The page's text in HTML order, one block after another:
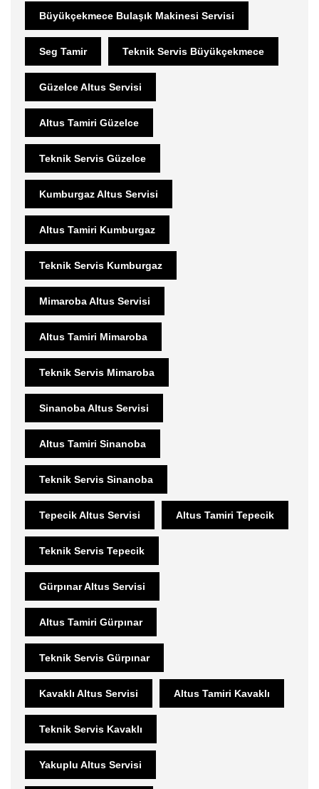
Büyükçekmece Bulaşık Makinesi Servisi
Seg Tamir Teknik Servis Büyükçekmece
Güzelce Altus Servisi
Altus Tamiri Güzelce
Teknik Servis Güzelce
Kumburgaz Altus Servisi
Altus Tamiri Kumburgaz
Teknik Servis Kumburgaz
Mimaroba Altus Servisi
Altus Tamiri Mimaroba
Teknik Servis Mimaroba
Sinanoba Altus Servisi
Altus Tamiri Sinanoba
Teknik Servis Sinanoba
Tepecik Altus Servisi Altus Tamiri Tepecik
Teknik Servis Tepecik
Gürpınar Altus Servisi
Altus Tamiri Gürpınar
Teknik Servis Gürpınar
Kavaklı Altus Servisi Altus Tamiri Kavaklı
Teknik Servis Kavaklı
Yakuplu Altus Servisi